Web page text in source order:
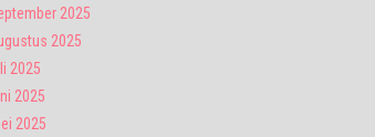
2025
2025
2025
2025
2025